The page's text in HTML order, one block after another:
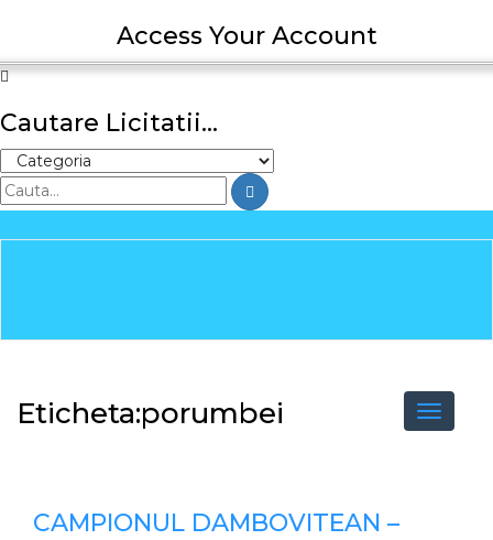
Access Your Account
Cautare Licitatii...
Eticheta:porumbei
CAMPIONUL DAMBOVITEAN –